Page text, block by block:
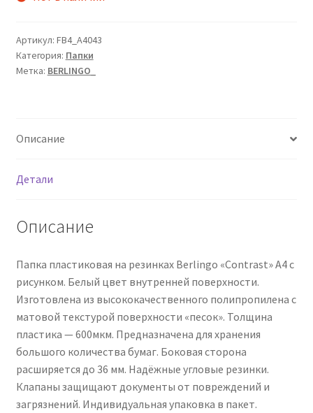
Артикул: FB4_A4043
Категория: Папки
Метка: BERLINGO_
Описание
Детали
Описание
Папка пластиковая на резинках Berlingo «Contrast» А4 с
рисунком. Белый цвет внутренней поверхности.
Изготовлена из высококачественного полипропилена с
матовой текстурой поверхности «песок». Толщина
пластика — 600мкм. Предназначена для хранения
большого количества бумаг. Боковая сторона
расширяется до 36 мм. Надёжные угловые резинки.
Клапаны защищают документы от повреждений и
загрязнений. Индивидуальная упаковка в пакет.